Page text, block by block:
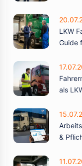
LKW
Guide
als
&